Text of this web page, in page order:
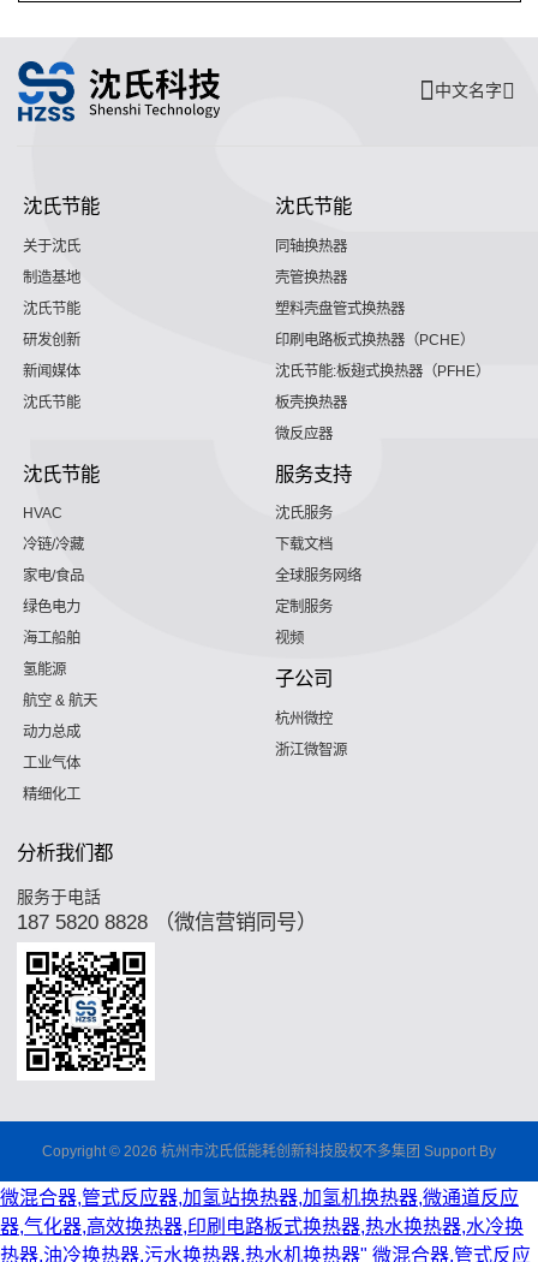
中文名字
沈氏节能
关于沈氏
制造基地
沈氏节能
研发创新
新闻媒体
沈氏节能
沈氏节能
同轴换热器
壳管换热器
塑料壳盘管式换热器
印刷电路板式换热器（PCHE）
沈氏节能:板翅式换热器（PFHE）
板壳换热器
微反应器
沈氏节能
HVAC
冷链/冷藏
家电/食品
绿色电力
海工船舶
氢能源
航空 & 航天
动力总成
工业气体
精细化工
服务支持
沈氏服务
下载文档
全球服务网络
定制服务
视频
子公司
杭州微控
浙江微智源
分析我们都
服务于电話
187 5820 8828 （微信营销同号）
Copyright © 2026 杭州市沈氏低能耗创新科技股权不多集团 Support By
微混合器,管式反应器,加氢站换热器,加氢机换热器,微通道反应
器,气化器,高效换热器,印刷电路板式换热器,热水换热器,水冷换
热器,油冷换热器,污水换热器,热水机换热器" 微混合器,管式反应